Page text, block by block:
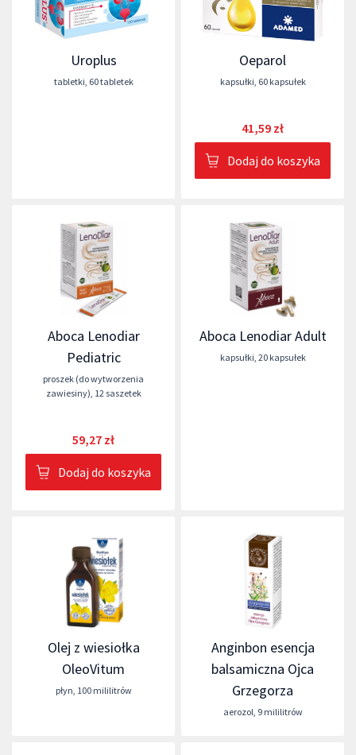
Uroplus
tabletki, 60 tabletek
Oeparol
kapsułki, 60 kapsułek
41,59 zł
Dodaj do koszyka
Aboca Lenodiar
Pediatric
proszek (do wytworzenia
zawiesiny), 12 saszetek
59,27 zł
Dodaj do koszyka
Aboca Lenodiar Adult
kapsułki, 20 kapsułek
Olej z wiesiołka
OleoVitum
płyn, 100 mililitrów
Anginbon esencja
balsamiczna Ojca
Grzegorza
aerozol, 9 mililitrów